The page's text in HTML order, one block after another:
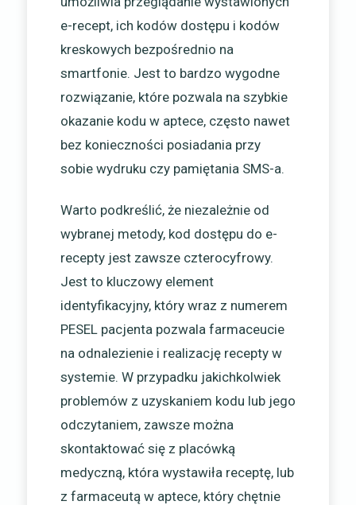
e-recept, ich kodów dostępu i kodów
kreskowych bezpośrednio na
smartfonie. Jest to bardzo wygodne
rozwiązanie, które pozwala na szybkie
okazanie kodu w aptece, często nawet
bez konieczności posiadania przy
sobie wydruku czy pamiętania SMS-a.
Warto podkreślić, że niezależnie od
wybranej metody, kod dostępu do e-
recepty jest zawsze czterocyfrowy.
Jest to kluczowy element
identyfikacyjny, który wraz z numerem
PESEL pacjenta pozwala farmaceucie
na odnalezienie i realizację recepty w
systemie. W przypadku jakichkolwiek
problemów z uzyskaniem kodu lub jego
odczytaniem, zawsze można
skontaktować się z placówką
medyczną, która wystawiła receptę, lub
z farmaceutą w aptece, który chętnie